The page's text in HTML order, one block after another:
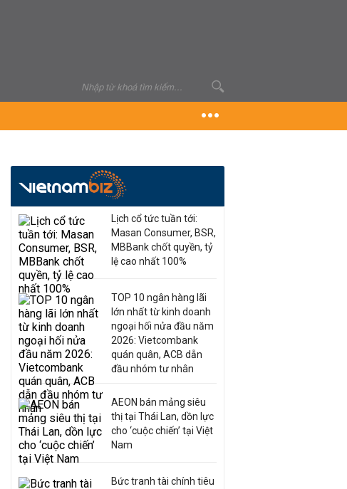
Lịch cổ tức tuần tới:
Masan Consumer, BSR,
MBBank chốt quyền, tỷ
lệ cao nhất 100%
TOP 10 ngân hàng lãi
lớn nhất từ kinh doanh
ngoại hối nửa đầu năm
2026: Vietcombank
quán quân, ACB dẫn
đầu nhóm tư nhân
AEON bán mảng siêu
thị tại Thái Lan, dồn lực
cho ‘cuộc chiến’ tại Việt
Nam
Bức tranh tài chính tiêu